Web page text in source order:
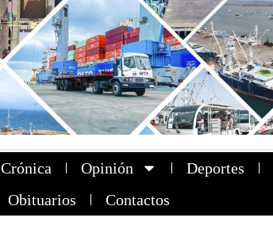
Crónica Opinión Deportes
Obituarios
Contactos